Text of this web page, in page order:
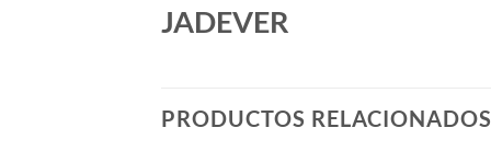
JADEVER
PRODUCTOS RELACIONADOS